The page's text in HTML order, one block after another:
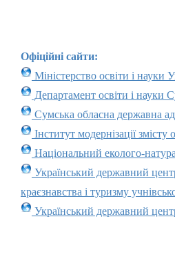
Офіційні сайти:
Міністерство освіти і науки
Департамент освіти і науки
Сумська обласна державна
Інститут модернізації змісту
Національний еколого-
Український державний
краєзнавства і туризму
Український державний